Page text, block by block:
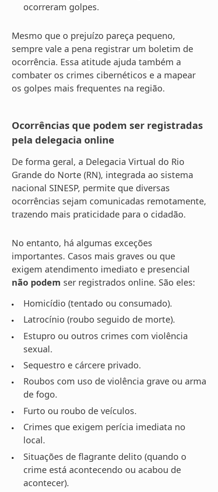
ocorreram golpes.
Mesmo que o prejuízo pareça pequeno,
sempre vale a pena registrar um boletim de
ocorrência. Essa atitude ajuda também a
combater os crimes cibernéticos e a mapear
os golpes mais frequentes na região.
Ocorrências que podem ser registradas
pela delegacia online
De forma geral, a Delegacia Virtual do Rio
Grande do Norte (RN), integrada ao sistema
nacional SINESP, permite que diversas
ocorrências sejam comunicadas remotamente,
trazendo mais praticidade para o cidadão.
No entanto, há algumas exceções
importantes. Casos mais graves ou que
exigem atendimento imediato e presencial
não podem ser registrados online. São eles:
Homicídio (tentado ou consumado).
Latrocínio (roubo seguido de morte).
Estupro ou outros crimes com violência
sexual.
Sequestro e cárcere privado.
Roubos com uso de violência grave ou arma
de fogo.
Furto ou roubo de veículos.
Crimes que exigem perícia imediata no
local.
Situações de flagrante delito (quando o
crime está acontecendo ou acabou de
acontecer).